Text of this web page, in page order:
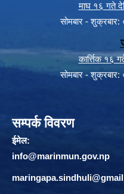
माघ १६ गते
सोमबार -
कार्त्तिक १६
सोमबार -
सम्पर्क विवरण
ईमेल:
info@marinmun.gov.np